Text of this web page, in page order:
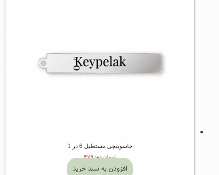
جاسوییچی مستطیل 6 در 1
تومان۴۷۹,۰۰۰
افزودن به سبد خرید